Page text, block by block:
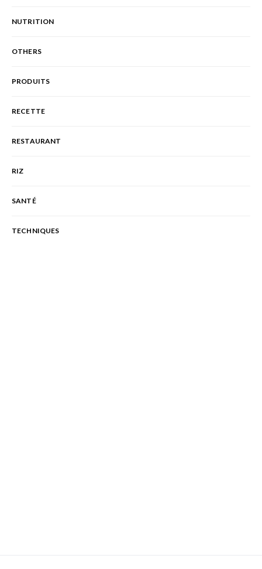
NUTRITION
OTHERS
PRODUITS
RECETTE
RESTAURANT
RIZ
SANTÉ
TECHNIQUES